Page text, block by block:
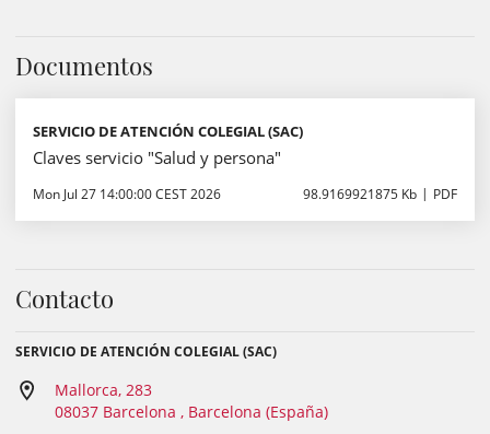
Documentos
SERVICIO DE ATENCIÓN COLEGIAL (SAC)
Claves servicio "Salud y persona"
Mon Jul 27 14:00:00 CEST 2026 98.9169921875 Kb PDF
Contacto
SERVICIO DE ATENCIÓN COLEGIAL (SAC)
Mallorca, 283
08037 Barcelona , Barcelona (España)